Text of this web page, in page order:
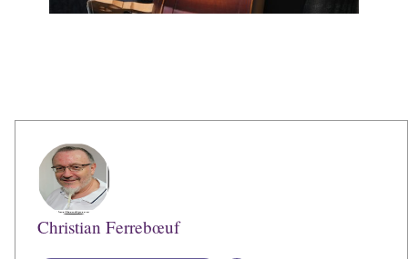
Christian Ferrebœuf